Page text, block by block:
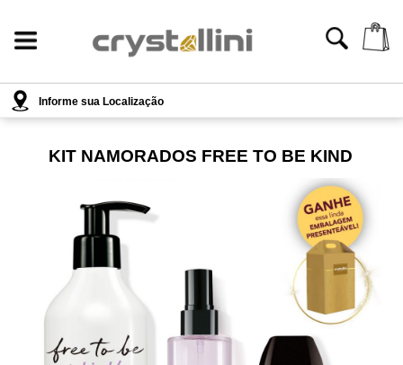
Informe sua Localização
KIT NAMORADOS FREE TO BE KIND